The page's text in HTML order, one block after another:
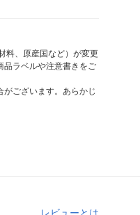
料、原産国など）が変更
品ラベルや注意書きをご
ございます。あらかじ
レビューとは